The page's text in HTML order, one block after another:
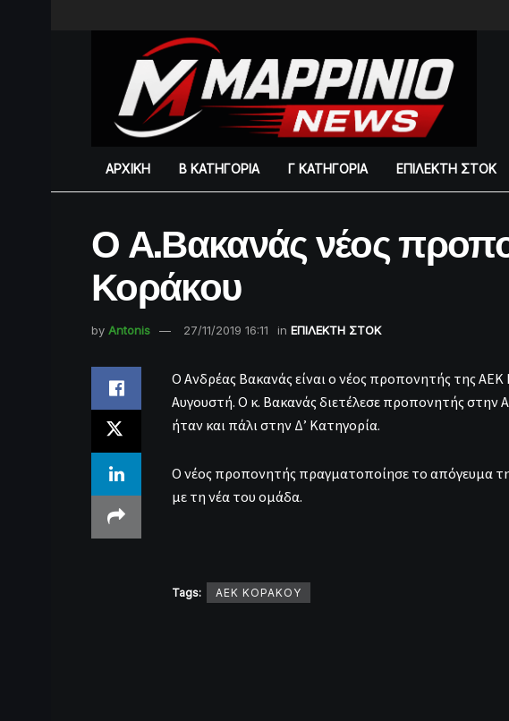
ΑΡΧΙΚΗ Β ΚΑΤΗΓΟΡΙΑ Γ ΚΑΤΗΓΟΡΙΑ ΕΠΙΛΕΚΤΗ ΣΤΟΚ
Ο Α.Βακανάς νέος
Κοράκου
by Antonis 27/11/2019 16:11 in ΕΠΙΛΕΚΤΗ ΣΤΟΚ
Ο Ανδρέας Βακανάς είναι ο νέος προπονητής της
Αυγουστή. Ο κ. Βακανάς διετέλεσε προπονητής στην
ήταν και πάλι στην Δ’ Κατηγορία.
Ο νέος προπονητής πραγματοποίησε το απόγευμα
με τη νέα του ομάδα.
Tags: ΑΕΚ ΚΟΡΑΚΟΥ